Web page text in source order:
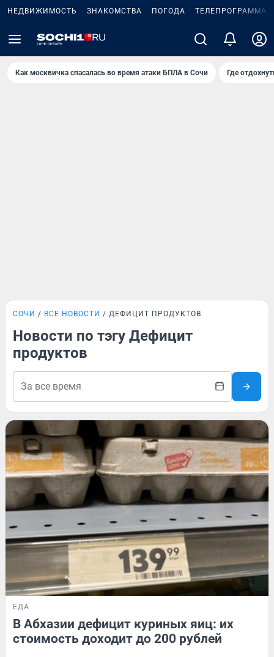
НЕДВИЖИМОСТЬ ЗНАКОМСТВА ПОГОДА ТЕЛЕПРОГРАММА
Как москвичка спасалась во время атаки БПЛА в Сочи Где
СОЧИ ВСЕ НОВОСТИ ДЕФИЦИТ ПРОДУКТОВ
Новости по тэгу Дефицит
продуктов
ЕДА
В Абхазии дефицит куриных яиц: их
стоимость доходит до 200 рублей